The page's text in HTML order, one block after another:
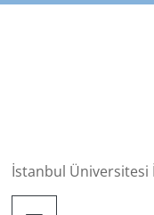
Skip
İstanbul Üniversitesi